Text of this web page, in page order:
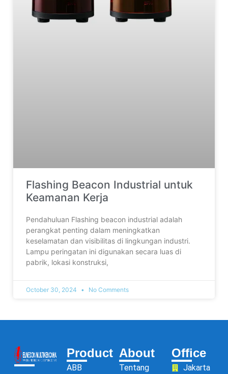
Flashing Beacon Industrial untuk
Keamanan Kerja
Pendahuluan Flashing beacon industrial adalah
perangkat penting dalam meningkatkan
keselamatan dan visibilitas di lingkungan industri.
Lampu peringatan ini digunakan secara luas di
pabrik, lokasi konstruksi,
October 30, 2024 No Comments
Product
ABB
About
Tentang
Office
Jakarta